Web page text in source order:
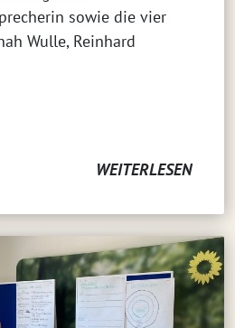
sowie die vier
Wulle, Reinhard
WEITERLESEN